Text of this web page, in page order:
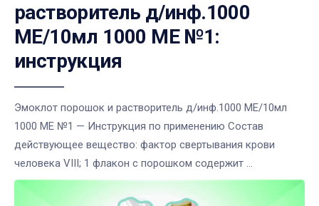
растворитель д/инф.1000
МЕ/10мл 1000 МЕ №1:
инструкция
Эмоклот порошок и растворитель д/инф.1000 МЕ/10мл
1000 МЕ №1 — Инструкция по применению Состав
действующее вещество: фактор свертывания крови
человека VIII; 1 флакон с порошком содержит ...